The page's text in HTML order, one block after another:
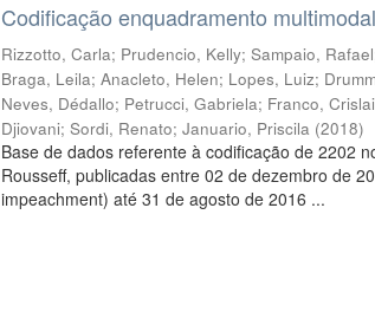
Codificação enquadramento
Rizzotto, Carla; Prudencio, Kelly;Sampaio, Rafael
Braga, Leila;Anacleto, Helen; Lopes, Luiz;
Neves, Dédallo; Petrucci, Gabriela; Franco,
Djiovani;Sordi, Renato;Januario, Priscila (2018)
Base de dados referente à codificação de 2202
Rousseff, publicadas entre 02 de dezembro de
impeachment) até 31 de agosto de 2016 ...